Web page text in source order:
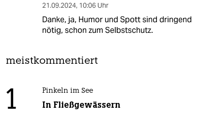
21.09.2024, 10:06 Uhr
Danke, ja, Humor und Spott sind dringend
nötig, schon zum Selbstschutz.
meistkommentiert
1 Pinkeln im See
In Fließgewässern